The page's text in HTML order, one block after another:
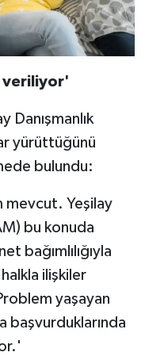
veriliyor'
Danışmanlık
yürüttüğünü
bulundu:
Yeşilay
bu konuda
bağımlılığıyla
ilişkiler
yaşayan
başvurduklarında